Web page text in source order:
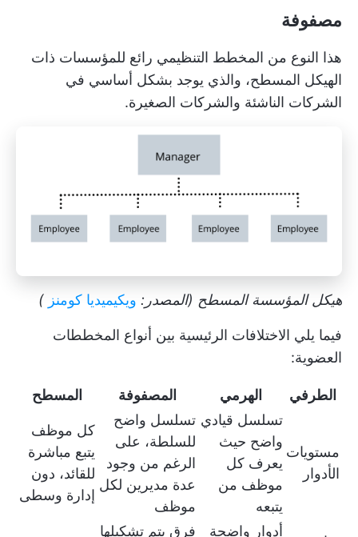
مصفوفة
هذا النوع من المخطط التنظيمي رائع للمؤسسات ذات
الهيكل المسطح، والذي يوجد بشكل أساسي في
الشركات الناشئة والشركات الصغيرة.
هيكل المؤسسة المسطح (المصدر: ويكيميديا كومنز )
فيما يلي الاختلافات الرئيسية بين أنواع المخططات
العضوية:
الطرفي الهرمي المصفوفة المسطح
مستويات
الأدوار
تسلسل قيادي
واضح حيث
يعرف كل
موظف من
يتبعه
تسلسل واضح
للسلطة، على
الرغم من وجود
عدة مديرين لكل
موظف
كل موظف
يتبع مباشرة
للقائد، دون
إدارة وسطى
أدوار واضحة
فرق يتم تشكيلها